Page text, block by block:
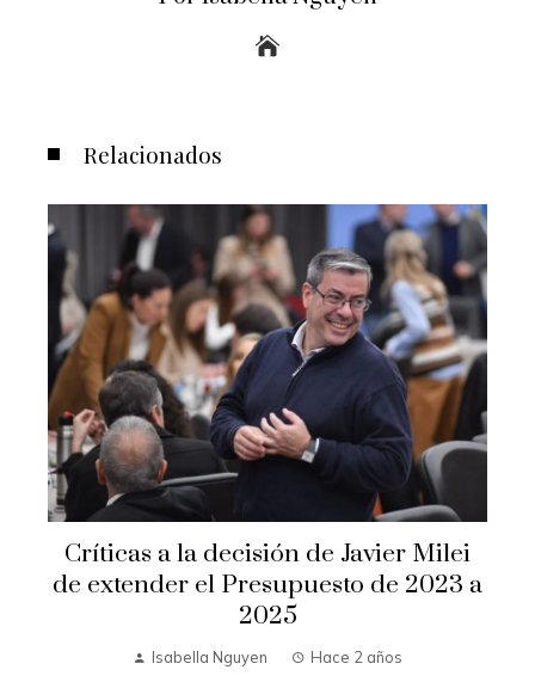
Relacionados
Críticas a la decisión de Javier Milei
de extender el Presupuesto de 2023 a
2025
Isabella Nguyen Hace 2 años